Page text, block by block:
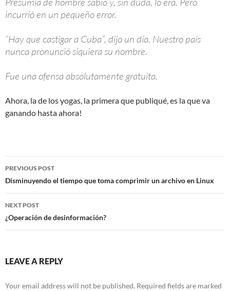
incurrió en un pequeño error.
“Hay que castigar a Cuba”, dijo un día. Nuestro país
nunca pronunció siquiera su nombre.
Fue una ofensa absolutamente gratuita.
Ahora, la de los yogas, la primera que publiqué, es la que va
ganando hasta ahora!
Post
navigation
PREVIOUS POST
Disminuyendo el tiempo que toma comprimir un archivo en Linux
NEXT POST
¿Operación de desinformación?
LEAVE A REPLY
Your email address will not be published. Required fields are marked